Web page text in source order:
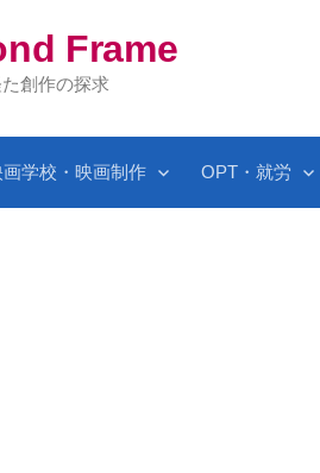
Frame
創作の探求
画学校・映画制作 OPT・就労